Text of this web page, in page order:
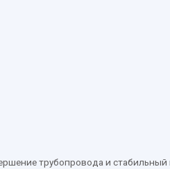
трубопровода и